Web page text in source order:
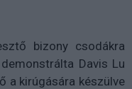
bizony csodákra
Davis Lu
a kirúgására készülve